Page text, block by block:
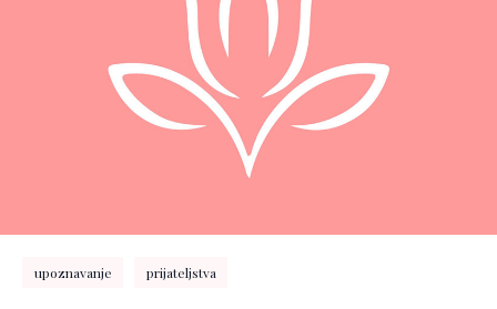
upoznavanje prijateljstva